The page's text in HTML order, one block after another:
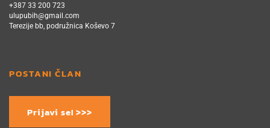
+387 33 200 723
ulupubih@gmail.com
Terezije bb, podružnica Koševo 7
POSTANI ČLAN
Prijavi se! >>>